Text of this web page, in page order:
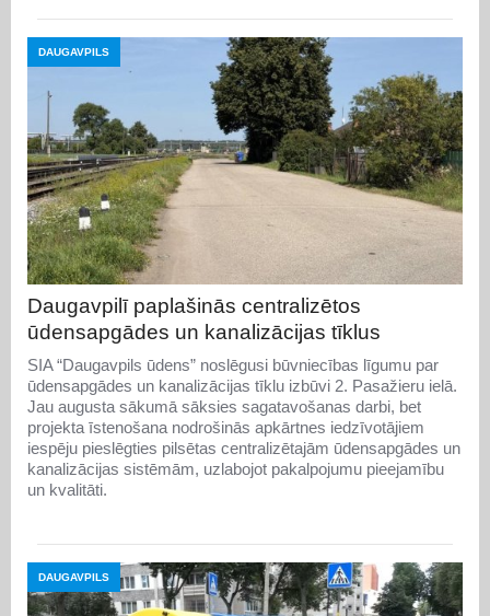
DAUGAVPILS
Daugavpilī paplašinās centralizētos
ūdensapgādes un kanalizācijas tīklus
SIA “Daugavpils ūdens” noslēgusi būvniecības līgumu par
ūdensapgādes un kanalizācijas tīklu izbūvi 2. Pasažieru ielā.
Jau augusta sākumā sāksies sagatavošanas darbi, bet
projekta īstenošana nodrošinās apkārtnes iedzīvotājiem
iespēju pieslēgties pilsētas centralizētajām ūdensapgādes un
kanalizācijas sistēmām, uzlabojot pakalpojumu pieejamību
un kvalitāti.
DAUGAVPILS